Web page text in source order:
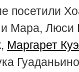
посетили
Мара, Люси
Маргарет